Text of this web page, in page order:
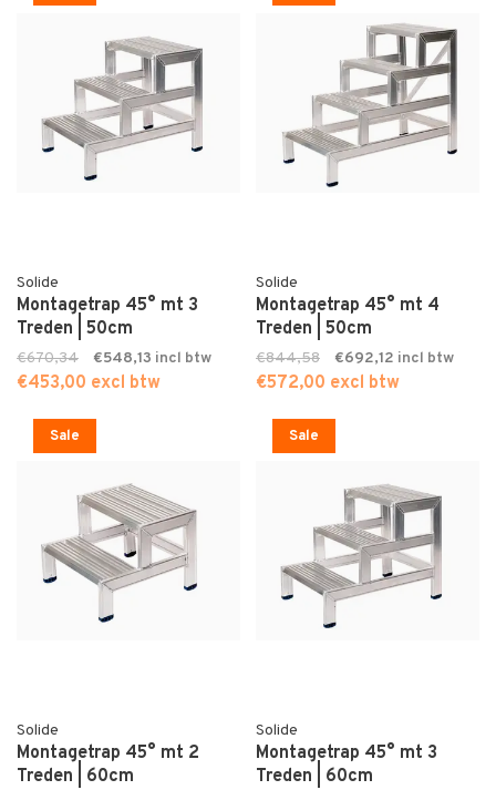
Solide
Montagetrap 45° mt 3
Treden | 50cm
€670,34 €548,13
€453,00 excl btw
Solide
Montagetrap 45° mt 4
Treden | 50cm
€844,58 €692,12
€572,00 excl btw
Sale
Solide
Montagetrap 45° mt 2
Treden | 60cm
Sale
Solide
Montagetrap 45° mt 3
Treden | 60cm